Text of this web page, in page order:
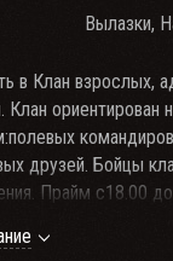
Вылазки,
в Клан взрослых,
ориентирован
друзей. Бойцы
Прайм с18.00
пишите офицерам